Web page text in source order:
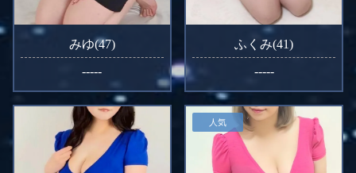
みゆ(47)
-----
ふくみ(41)
-----
人気